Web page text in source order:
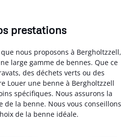
prestations
nous proposons à Bergholtzzell,
large gamme de bennes. Que ce
des déchets verts ou des
Louer une benne à Bergholtzzell
spécifiques. Nous assurons la
de la benne. Nous vous conseillons
de la benne idéale.